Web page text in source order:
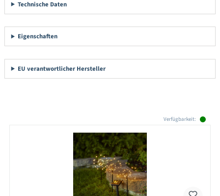
Technische Daten
Eigenschaften
EU verantwortlicher Hersteller
Verfügbarkeit: